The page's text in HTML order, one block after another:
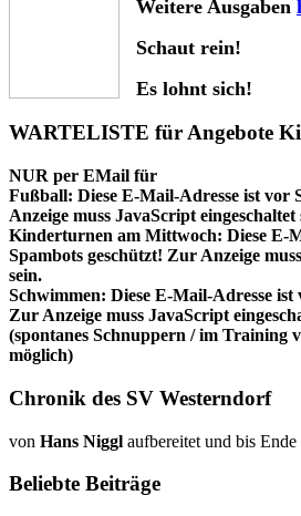
Weitere Ausgaben
Schaut rein!
Es lohnt sich!
WARTELISTE für Angebote
NUR per EMail für
Fußball: Diese E-Mail-Adresse ist vor
Anzeige muss JavaScript eingeschaltet
Kinderturnen am Mittwoch: Diese E-
Spambots geschützt! Zur Anzeige
sein.
Schwimmen: Diese E-Mail-Adresse ist
Zur Anzeige muss JavaScript
(spontanes Schnuppern / im Training
möglich)
Chronik des SV Westerndorf
von Hans Niggl aufbereitet und bis Ende
Beliebte Beiträge